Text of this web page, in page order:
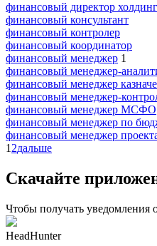
финансовый директор
финансовый консультант
финансовый контролер
финансовый координатор
финансовый менеджер 1
финансовый менеджер-
финансовый менеджер
финансовый менеджер-
финансовый менеджер МСФО
финансовый менеджер по
финансовый менеджер
1 2дальше
Скачайте
Чтобы получать уведомления
HeadHunter